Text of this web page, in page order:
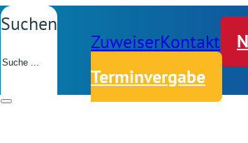
Suchen
ZuweiserKontakt
Terminvergabe